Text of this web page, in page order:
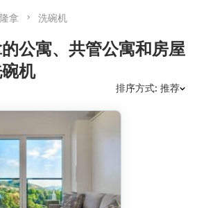
拿 洗碗机
公寓、共管公寓和房屋
机
排序方式: 推荐